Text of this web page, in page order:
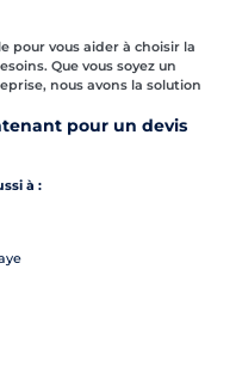
pour vous aider à choisir la
Que vous soyez un
nous avons la solution
pour un devis
à :